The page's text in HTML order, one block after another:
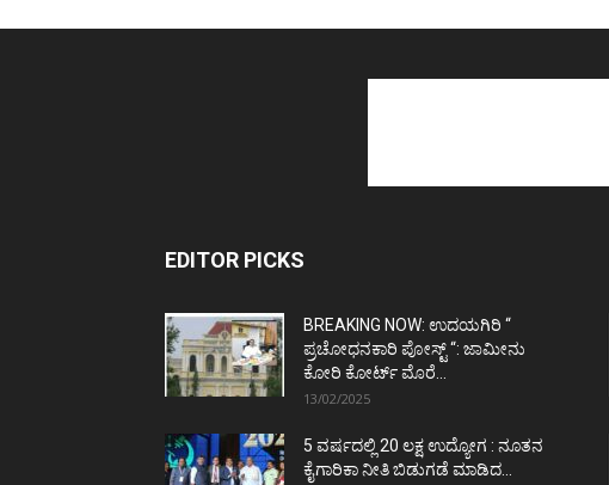
EDITOR PICKS
BREAKING NOW: ಉದಯಗಿರಿ “
ಪ್ರಚೋಧನಕಾರಿ ಪೋಸ್ಟ್‌ “: ಜಾಮೀನು
ಕೋರಿ ಕೋರ್ಟ್‌ ಮೊರೆ...
13/02/2025
5 ವರ್ಷದಲ್ಲಿ 20 ಲಕ್ಷ ಉದ್ಯೋಗ : ನೂತನ
ಕೈಗಾರಿಕಾ ನೀತಿ ಬಿಡುಗಡೆ ಮಾಡಿದ...